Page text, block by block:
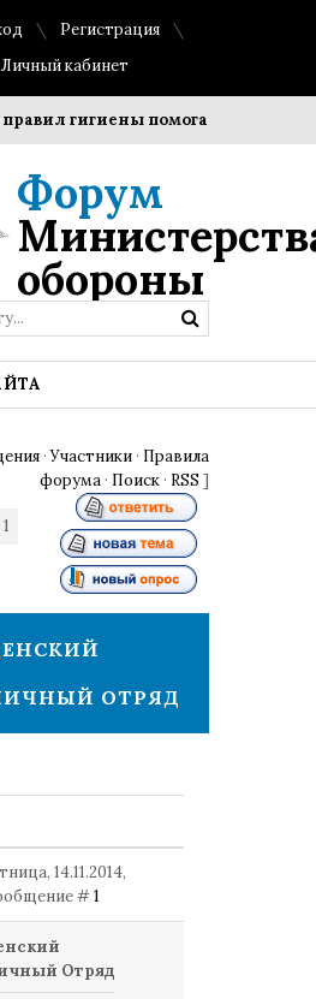
Регистрация
Личный кабинет
гигиены помогает
Форум
обороны
·Участники · Правила
форума · Поиск · RSS ]
1
ОТРЯД
14.11.2014,
#1
Отряд